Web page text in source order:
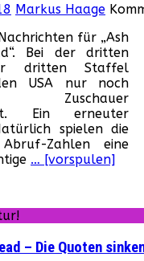
Markus Haage
für „Ash
Bei der dritten
dritten Staffel
USA nur noch
Zuschauer
Ein erneuter
spielen die
Zahlen eine
… [vorspulen]
– Die Quoten